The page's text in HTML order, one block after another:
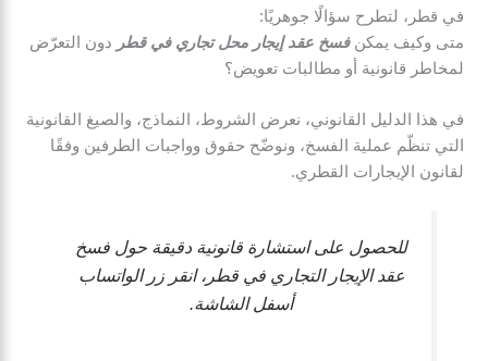
في قطر، لتطرح سؤالًا جوهريًا:
متى وكيف يمكنفسخ عقد إيجار محل تجاري في قطر
دون التعرّض
لمخاطر قانونية أو مطالبات تعويض؟
في هذا الدليل القانوني، نعرض الشروط، النماذج، والصيغ القانونية
التي تنظّم عملية الفسخ، ونوضّح حقوق وواجبات الطرفين وفقًا
لقانون الإيجارات القطري.
للحصول على استشارة قانونية دقيقة حول فسخ
عقد الإيجار التجاري في قطر، انقر زر الواتساب
أسفل الشاشة.